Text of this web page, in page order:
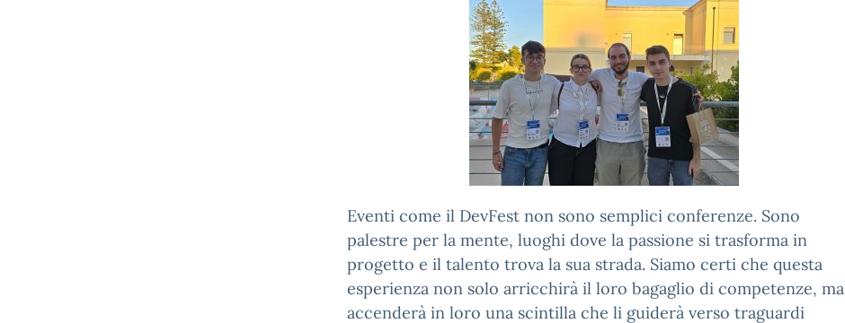
Eventi come il DevFest non sono semplici conferenze. Sono
palestre per la mente, luoghi dove la passione si trasforma in
progetto e il talento trova la sua strada. Siamo certi che questa
esperienza non solo arricchirà il loro bagaglio di competenze, ma
accenderà in loro una scintilla che li guiderà verso traguardi